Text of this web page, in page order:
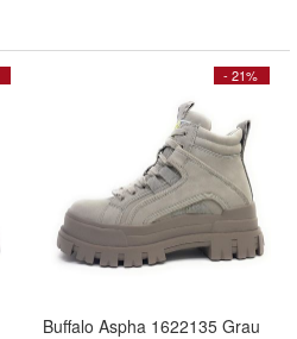
- 21%
Buffalo Aspha 1622135 Grau